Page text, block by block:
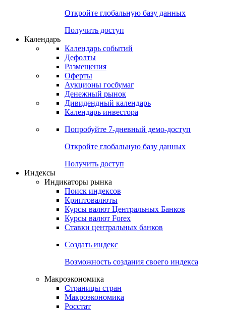
Корпоративные CDS
Попробуйте7-дневный
Откройте глобальную базу данных
Получить доступ
Календарь
Календарь событий
Дефолты
Размещения
Оферты
Денежный рынок
Календарь инвестора
Попробуйте7-дневный
Откройте глобальную базу данных
Получить доступ
Индикаторы рынка
Поиск индексов
Курсы валют Центральных Банков
Ставки центральных банков
Создать индекс
Возможность создания своего индекса